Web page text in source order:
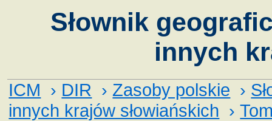
Słownik
innych
ICM › DIR › Zasoby polskie ›
innych krajów słowiańskich ›